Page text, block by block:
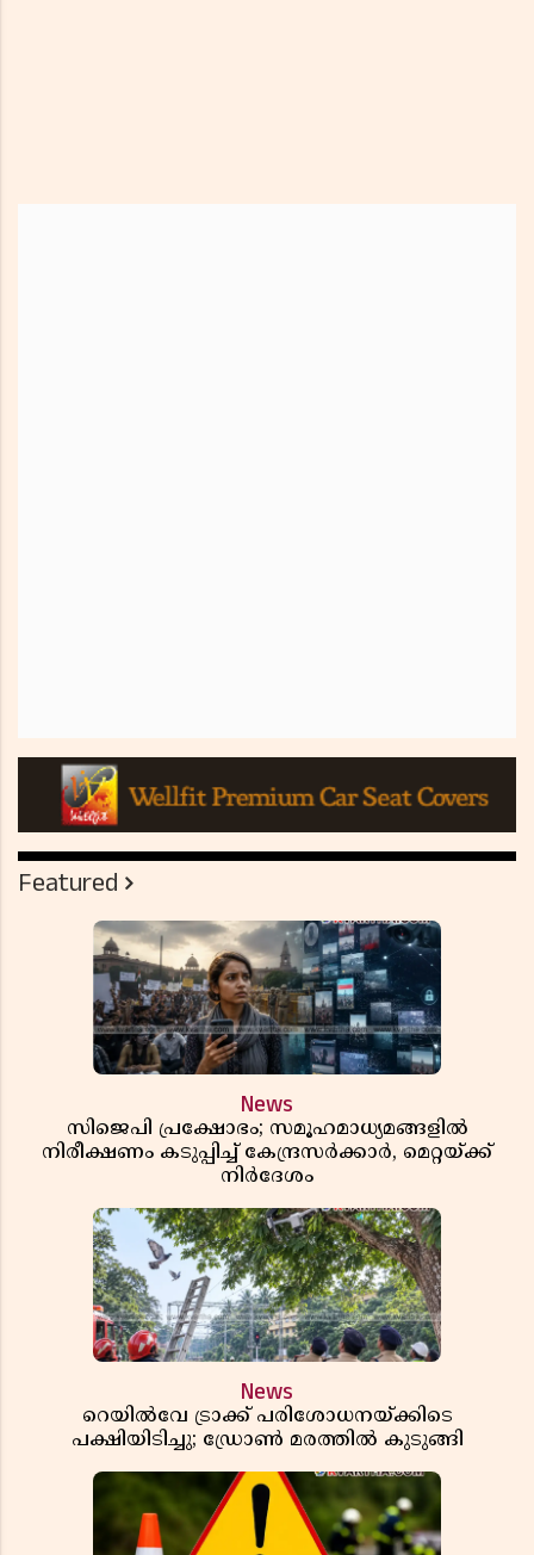
Featured
News
സിജെപി പ്രക്ഷോഭം; സമൂഹമാധ്യമങ്ങളിൽ
നിരീക്ഷണം കടുപ്പിച്ച് കേന്ദ്രസർക്കാർ, മെറ്റയ്ക്ക്
നിർദേശം
News
റെയിൽവേ ട്രാക്ക് പരിശോധനയ്ക്കിടെ
പക്ഷിയിടിച്ചു; ഡ്രോൺ മരത്തിൽ കുടുങ്ങി